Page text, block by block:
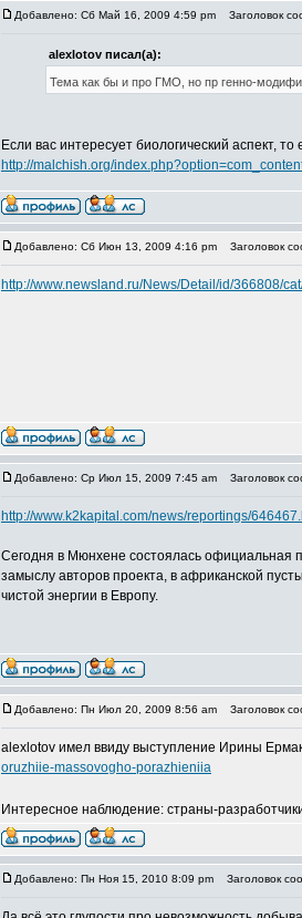
Добавлено: Сб Май 16, 2009 4:59 pm Заголовок
alexlotov писал(а):
Тема как бы и про ГМО, но пр генно-
Если вас интересует биологический аспект, то
http://malchish.org/
Добавлено: Сб Июн 13, 2009 4:16 pm Заголовок
http://www.newsland.ru/News/Detail/id/366808/
Добавлено: Ср Июл 15, 2009 7:45 am Заголовок
http://www.k2kapital.com/news/reportings/
Сегодня в Мюнхене состоялась официальная
замыслу авторов проекта, в африканской
чистой энергии в Европу.
Добавлено: Пн Июл 20, 2009 8:56 am Заголовок
alexlotov имел ввиду выступление Ирины
oruzhiie-massovogho-porazhieniia
Интересное наблюдение: страны-
Добавлено: Пн Ноя 15, 2010 8:09 pm Заголовок